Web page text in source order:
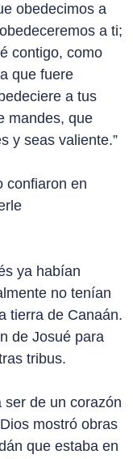
obedecimos a
a ti;
contigo, como
que fuere
a tus
mandes, que
y seas valiente.”
confiaron en
ya habían
no tenían
tierra de Canaán.
de Josué para
tribus.
ser de un corazón
mostró obras
que estaba en